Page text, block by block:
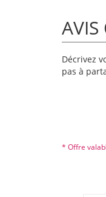
AVIS
Décrivez
pas à
* Offre